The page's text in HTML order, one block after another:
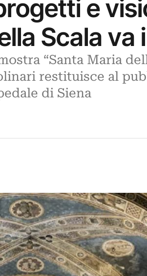
e
Scala va
“Santa Maria
restituisce al
di Siena